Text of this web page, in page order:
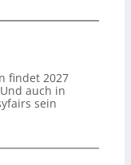
findet 2027
auch in
sein